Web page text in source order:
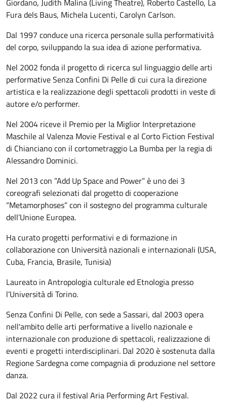
Giordano, Judith Malina (Living Theatre), Roberto Castello, La
Fura dels Baus, Michela Lucenti, Carolyn Carlson.
Dal 1997 conduce una ricerca personale sulla performatività
del corpo, sviluppando la sua idea di azione performativa.
Nel 2002 fonda il progetto di ricerca sul linguaggio delle arti
performative Senza Confini Di Pelle di cui cura la direzione
artistica e la realizzazione degli spettacoli prodotti in veste di
autore e/o performer.
Nel 2004 riceve il Premio per la Miglior Interpretazione
Maschile al Valenza Movie Festival e al Corto Fiction Festival
di Chianciano con il cortometraggio La Bumba per la regia di
Alessandro Dominici.
Nel 2013 con ”Add Up Space and Power” è uno dei 3
coreografi selezionati dal progetto di cooperazione
“Metamorphoses” con il sostegno del programma culturale
dell’Unione Europea.
Ha curato progetti performativi e di formazione in
collaborazione con Università nazionali e internazionali (USA,
Cuba, Francia, Brasile, Tunisia)
Laureato in Antropologia culturale ed Etnologia presso
l’Università di Torino.
Senza Confini Di Pelle, con sede a Sassari, dal 2003 opera
nell'ambito delle arti performative a livello nazionale e
internazionale con produzione di spettacoli, realizzazione di
eventi e progetti interdisciplinari. Dal 2020 è sostenuta dalla
Regione Sardegna come compagnia di produzione nel settore
danza.
Dal 2022 cura il festival Aria Performing Art Festival.